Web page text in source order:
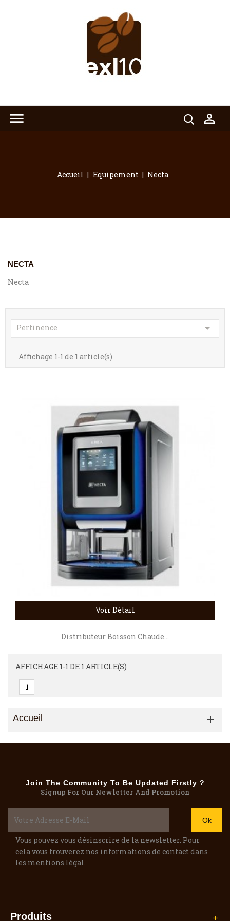
 
Accueil Equipement Necta
NECTA
Necta
Pertinence 
Affichage 1-1 de 1 article(s)
Voir Détail
Distributeur Boisson Chaude...
AFFICHAGE 1-1 DE 1 ARTICLE(S)
1
Accueil 
Join The Community To Be Updated Firstly ?
Signup For Our Newletter And Promotion
Vous pouvez vous désinscrire de la newsletter. Pour
cela vous trouverez nos informations de contact dans
les mentions légal.
Produits 